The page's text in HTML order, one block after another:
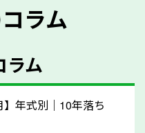
ラム
ラム
年式別｜10年落ち